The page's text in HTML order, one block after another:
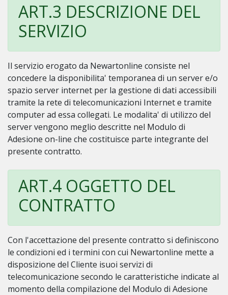
ART.3 DESCRIZIONE DEL
SERVIZIO
Il servizio erogato da Newartonline consiste nel
concedere la disponibilita' temporanea di un server e/o
spazio server internet per la gestione di dati accessibili
tramite la rete di telecomunicazioni Internet e tramite
computer ad essa collegati. Le modalita' di utilizzo del
server vengono meglio descritte nel Modulo di
Adesione on-line che costituisce parte integrante del
presente contratto.
ART.4 OGGETTO DEL
CONTRATTO
Con l'accettazione del presente contratto si definiscono
le condizioni ed i termini con cui Newartonline mette a
disposizione del Cliente isuoi servizi di
telecomunicazione secondo le caratteristiche indicate al
momento della compilazione del Modulo di Adesione